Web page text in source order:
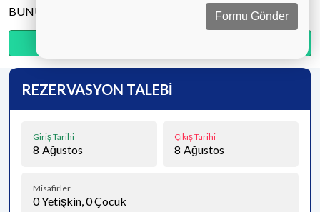
BUNU PAYLAŞ
REZERVASYON TALEBİ
Giriş Tarihi
8 Ağustos
Çıkış Tarihi
8 Ağustos
Misafirler
0Yetişkin,0Çocuk
Formu Gönder